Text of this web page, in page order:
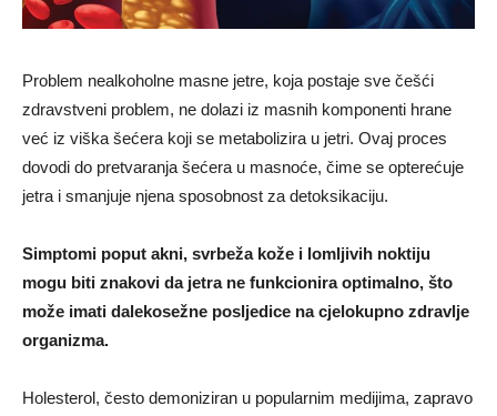
Problem nealkoholne masne jetre, koja postaje sve češći
zdravstveni problem, ne dolazi iz masnih komponenti hrane
već iz viška šećera koji se metabolizira u jetri. Ovaj proces
dovodi do pretvaranja šećera u masnoće, čime se opterećuje
jetra i smanjuje njena sposobnost za detoksikaciju.
Simptomi poput akni, svrbeža kože i lomljivih noktiju
mogu biti znakovi da jetra ne funkcionira optimalno, što
može imati dalekosežne posljedice na cjelokupno zdravlje
organizma.
Holesterol, često demoniziran u popularnim medijima, zapravo